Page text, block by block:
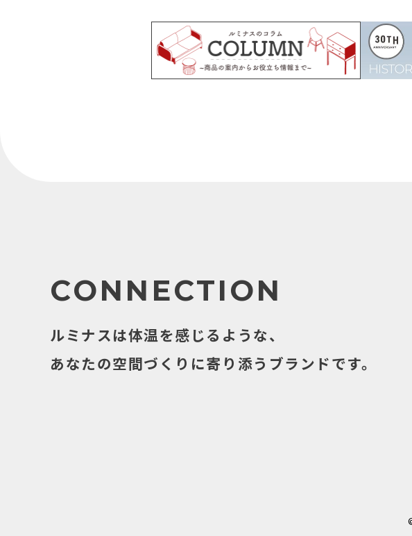
CONNECTION
ルミナスは体温を感じるような、
あなたの空間づくりに寄り添うブランドです。